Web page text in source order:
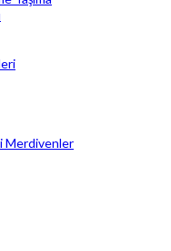
Merdivenler